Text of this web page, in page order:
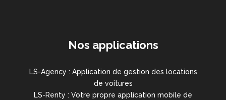
Nos applications
LS-Agency : Application de gestion des locations
de voitures
LS-Renty : Votre propre application mobile de